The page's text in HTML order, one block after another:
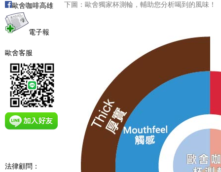
歐舍咖啡高雄
電子報
歐舍客服
法律顧問：
下圖：歐舍獨家杯測輪，輔助您分析喝到的風味！